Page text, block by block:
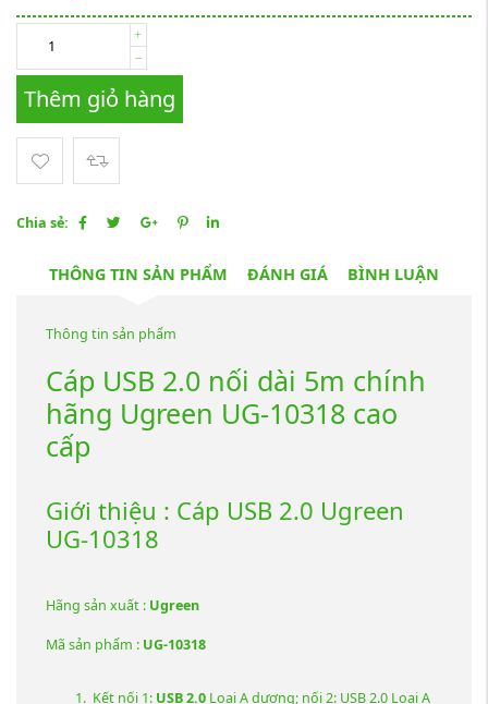
Thêm giỏ hàng
Chia sẻ:
THÔNG TIN SẢN PHẨM ĐÁNH GIÁ BÌNH LUẬN
Thông tin sản phẩm
Cáp USB 2.0 nối dài 5m chính
hãng Ugreen UG-10318 cao
cấp
Giới thiệu : Cáp USB 2.0 Ugreen
UG-10318
Hãng sản xuất : Ugreen
Mã sản phẩm : UG-10318
Kết nối 1: USB 2.0 Loại A dương; nối 2: USB 2.0 Loại A